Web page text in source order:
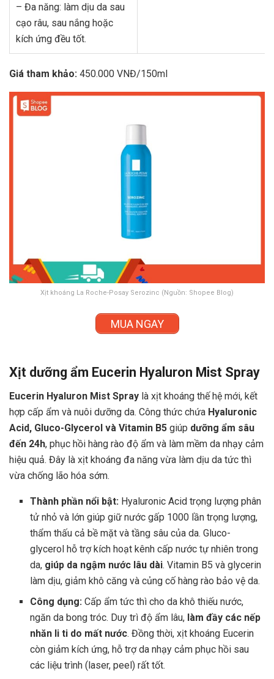
– Đa năng: làm dịu da sau
cạo râu, sau nắng hoặc
kích ứng đều tốt.
Giá tham khảo: 450.000 VNĐ/150ml
Xịt khoáng La Roche-Posay Serozinc (Nguồn: Shopee Blog)
MUA NGAY
Xịt dưỡng ẩm Eucerin Hyaluron Mist Spray
Eucerin Hyaluron Mist Spray là xịt khoáng thế hệ mới, kết
hợp cấp ẩm và nuôi dưỡng da. Công thức chứa Hyaluronic
Acid, Gluco-Glycerol và Vitamin B5 giúp dưỡng ẩm sâu
đến 24h, phục hồi hàng rào độ ẩm và làm mềm da nhạy cảm
hiệu quả. Đây là xịt khoáng đa năng vừa làm dịu da tức thì
vừa chống lão hóa sớm.
Thành phần nổi bật: Hyaluronic Acid trọng lượng phân
tử nhỏ và lớn giúp giữ nước gấp 1000 lần trọng lượng,
thẩm thấu cả bề mặt và tầng sâu của da. Gluco-
glycerol hỗ trợ kích hoạt kênh cấp nước tự nhiên trong
da, giúp da ngậm nước lâu dài. Vitamin B5 và glycerin
làm dịu, giảm khô căng và củng cố hàng rào bảo vệ da.
Công dụng: Cấp ẩm tức thì cho da khô thiếu nước,
ngăn da bong tróc. Duy trì độ ẩm lâu, làm đầy các nếp
nhăn li ti do mất nước. Đồng thời, xịt khoáng Eucerin
còn giảm kích ứng, hỗ trợ da nhạy cảm phục hồi sau
các liệu trình (laser, peel) rất tốt.